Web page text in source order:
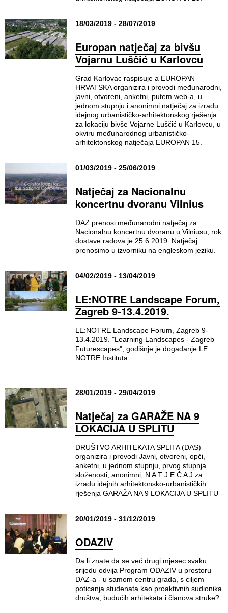
18/03/2019 - 28/07/2019
Europan natječaj za bivšu
Vojarnu Luščić u Karlovcu
Grad Karlovac raspisuje a EUROPAN
HRVATSKA organizira i provodi međunarodni,
javni, otvoreni, anketni, putem web-a, u
jednom stupnju i anonimni natječaj za izradu
idejnog urbanističko-arhitektonskog rješenja
za lokaciju bivše Vojarne Luščić u Karlovcu, u
okviru međunarodnog urbanističko-
arhitektonskog natječaja EUROPAN 15.
01/03/2019 - 25/06/2019
Natječaj za Nacionalnu
koncertnu dvoranu Vilnius
DAZ prenosi međunarodni natječaj za
Nacionalnu koncertnu dvoranu u Vilniusu, rok
dostave radova je 25.6.2019. Natječaj
prenosimo u izvorniku na engleskom jeziku.
04/02/2019 - 13/04/2019
LE:NOTRE Landscape Forum,
Zagreb 9-13.4.2019.
LE:NOTRE Landscape Forum, Zagreb 9-
13.4.2019. "Learning Landscapes - Zagreb
Futurescapes", godišnje je događanje LE:
NOTRE Instituta
28/01/2019 - 29/04/2019
Natječaj za GARAŽE NA 9
LOKACIJA U SPLITU
DRUŠTVO ARHITEKATA SPLITA (DAS)
organizira i provodi Javni, otvoreni, opći,
anketni, u jednom stupnju, prvog stupnja
složenosti, anonimni, N A T J E Č A J za
izradu idejnih arhitektonsko-urbanističkih
rješenja GARAŽA NA 9 LOKACIJA U SPLITU
20/01/2019 - 31/12/2019
ODAZIV
Da li znate da se već drugi mjesec svaku
srijedu odvija Program ODAZIV u prostoru
DAZ-a - u samom centru grada, s ciljem
poticanja studenata kao proaktivnih sudionika
društva, budućih arhitekata i članova struke?